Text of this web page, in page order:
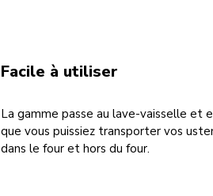
Facile à utiliser
La gamme passe au lave-vaisselle et
que vous puissiez transporter vos
dans le four et hors du four.